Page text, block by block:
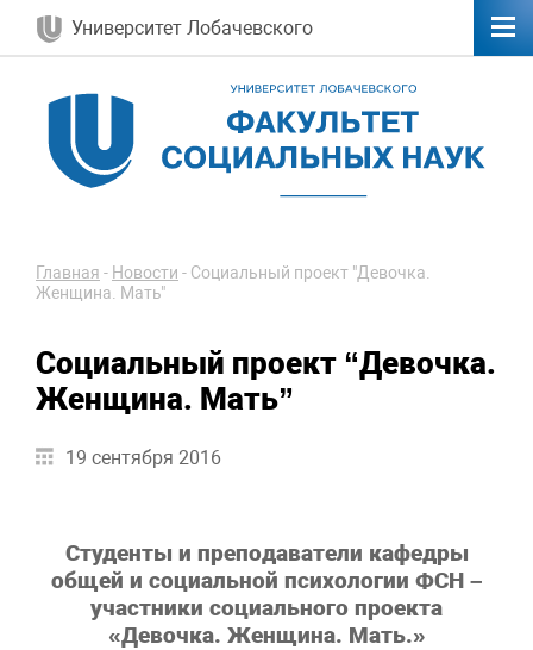
Университет Лобачевского
Главная - Новости - Социальный проект "Девочка.
Женщина. Мать"
Социальный проект “Девочка.
Женщина. Мать”
19 сентября 2016
Студенты и преподаватели кафедры
общей и социальной психологии ФСН –
участники социального проекта
«Девочка. Женщина. Мать.»